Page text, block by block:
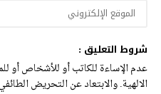
شروط التعليق :
عدم الإساءة للكاتب أو للأشخاص أو
الالهية. والابتعاد عن التحريض